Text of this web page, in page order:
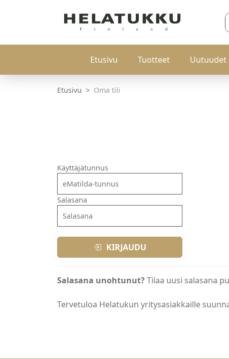
Etusivu Tuotteet Uutuudet
Etusivu Oma tili
Käyttäjätunnus
Salasana
KIRJAUDU
Salasana unohtunut?Tilaa uusi salasana
Tervetuloa Helatukun yritysasiakkaille